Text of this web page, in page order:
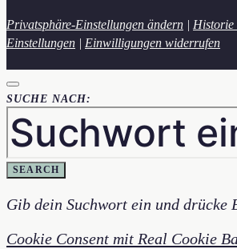
Privatsphäre-Einstellungen ändern | Historie
Einstellungen | Einwilligungen widerrufen
SUCHE NACH:
SEARCH
Gib dein Suchwort ein und drücke
Cookie Consent mit Real Cookie